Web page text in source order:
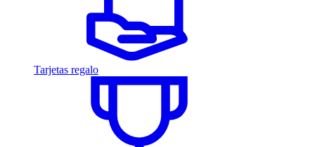
Tarjetas regalo